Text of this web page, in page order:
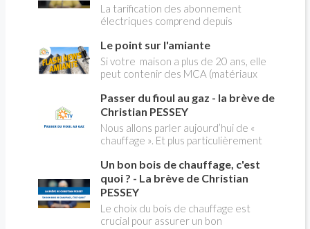
La tarification des abonnement
électriques comprend depuis
pleines, heures creuses. Aujourd'hui
Christian PESSEY vous explique tout
ce qu'il faut savoir sur la nouvelle
modification du système "heures
creuses" qui concerne près de 15
millions de Français !
Le point sur l'amiante
Si votre maison a plus de 20 ans, elle
peut contenir des MCA (matériaux
panique, on fait le point dans notre
flash news n°3 spéciale Amiante et
ses dangers avec Christian Pessey
Passer du fioul au gaz - la brève de
Christian PESSEY
Nous allons parler aujourd’hui de «
chauffage ». Et plus particulièrement
aborder l’abandon du fioul au profit du
gaz.
Un bon bois de chauffage, c'est
quoi ? - La brève de Christian
PESSEY
Le choix du bois de chauffage est
crucial pour assurer un bon